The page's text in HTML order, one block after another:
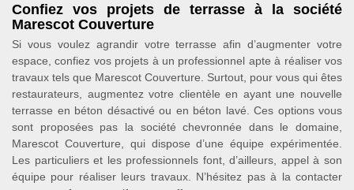
Confiez vos projets de terrasse à la société
Marescot Couverture
Si vous voulez agrandir votre terrasse afin d’augmenter votre
espace, confiez vos projets à un professionnel apte à réaliser vos
travaux tels que Marescot Couverture. Surtout, pour vous qui êtes
restaurateurs, augmentez votre clientèle en ayant une nouvelle
terrasse en béton désactivé ou en béton lavé. Ces options vous
sont proposées pas la société chevronnée dans le domaine,
Marescot Couverture, qui dispose d’une équipe expérimentée.
Les particuliers et les professionnels font, d’ailleurs, appel à son
équipe pour réaliser leurs travaux. N’hésitez pas à la contacter